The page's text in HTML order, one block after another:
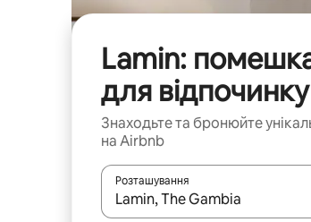
Lamin:
для відпочинку
Знаходьте та бронюйте
на Airbnb
Розташування
Отримавши результати пошуку,